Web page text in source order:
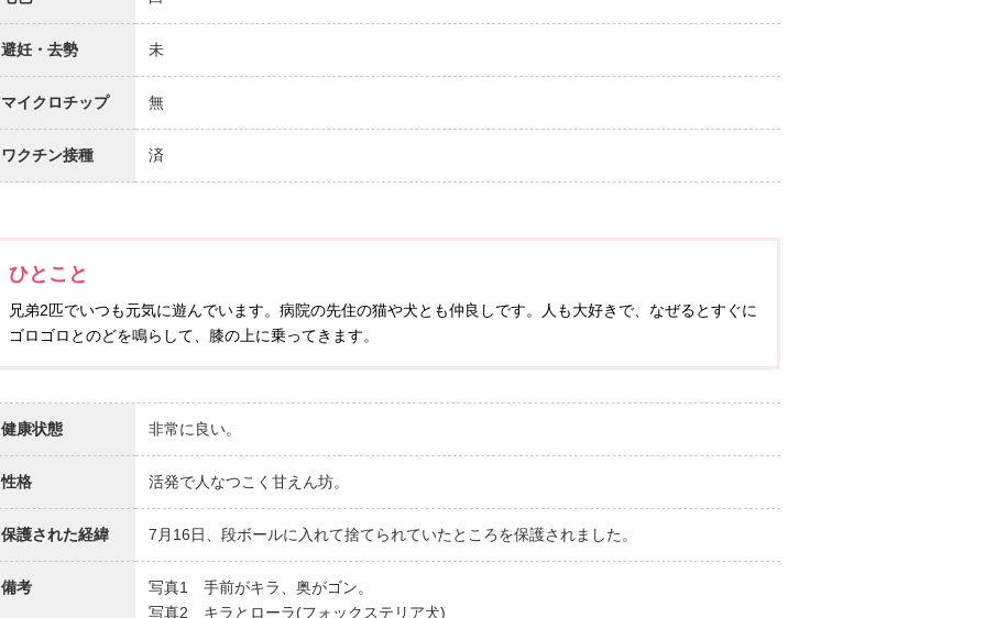
避妊・去勢 未
マイクロチップ 無
ワクチン接種 済
ひとこと
兄弟2匹でいつも元気に遊んでいます。病院の先住の猫や犬とも仲良しです。人も大好きで、なぜるとすぐに
ゴロゴロとのどを鳴らして、膝の上に乗ってきます。
健康状態 非常に良い。
性格 活発で人なつこく甘えん坊。
保護された経緯 7月16日、段ボールに入れて捨てられていたところを保護されました。
備考
写真1 手前がキラ、奥がゴン。
写真2 キラとローラ(フォックステリア犬)